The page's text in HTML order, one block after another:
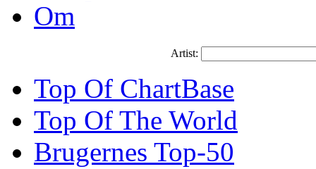
Om
Artist:
Top Of ChartBase
Top Of The World
Brugernes Top-50